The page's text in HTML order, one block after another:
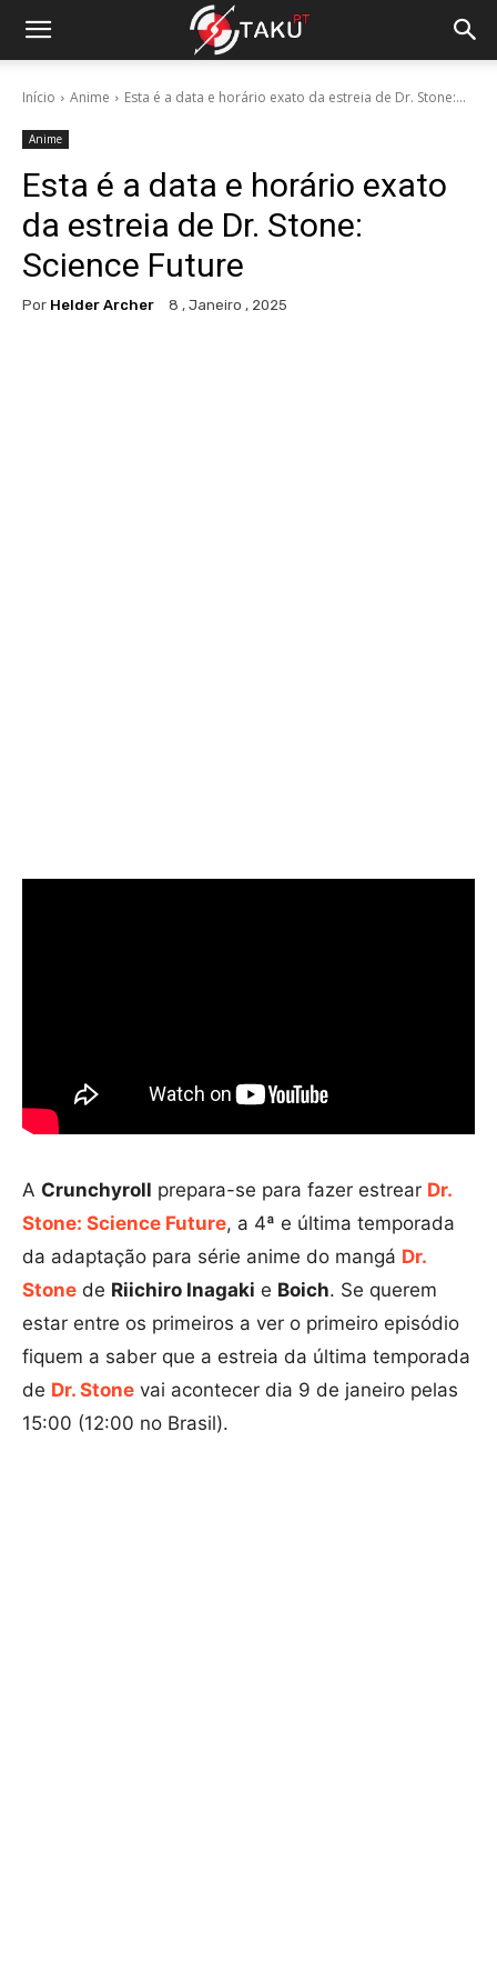
Início Anime Esta é a data e horário exato da estreia de Dr. Stone:...
Anime
Esta é a data e horário exato
da estreia de Dr. Stone:
Science Future
Por Helder Archer 8 , Janeiro , 2025
A Crunchyroll prepara-se para fazer estrear Dr.
Stone: Science Future, a 4ª e última temporada
da adaptação para série anime do mangá Dr.
Stone de Riichiro Inagaki e Boich. Se querem
estar entre os primeiros a ver o primeiro episódio
fiquem a saber que a estreia da última temporada
de Dr. Stone vai acontecer dia 9 de janeiro pelas
15:00 (12:00 no Brasil).